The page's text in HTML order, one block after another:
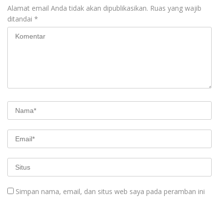
Alamat email Anda tidak akan dipublikasikan. Ruas yang wajib
ditandai *
Simpan nama, email, dan situs web saya pada peramban ini